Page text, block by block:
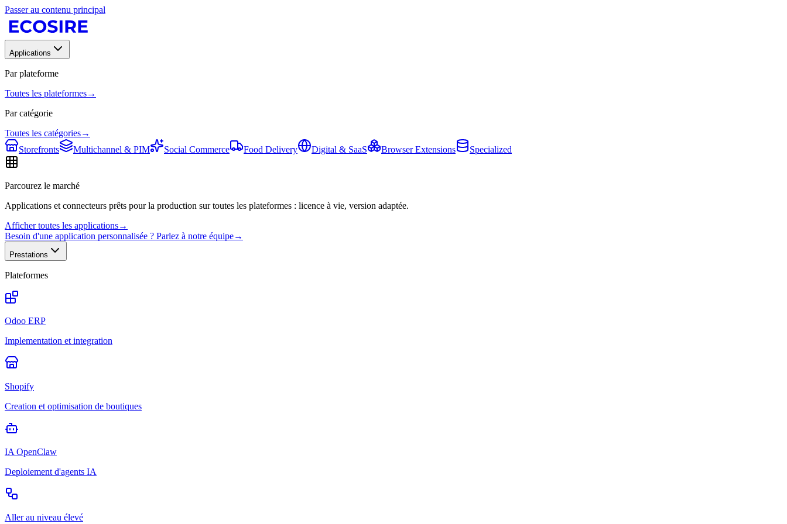
Passer au contenu principal
Applications
Par plateforme
Toutes les plateformes→
Par catégorie
Toutes les catégories→
Storefronts
Multichannel & PIM Social Commerce Food Delivery Digital & SaaS Browser Extensions Specialized
Parcourez le marché
Applications et connecteurs prêts pour la production sur toutes les plateformes : licence à vie, version adaptée.
Afficher toutes les applications→
Besoin d'une application personnalisée ? Parlez à notre équipe→
Prestations
Plateformes
Odoo ERP
Implementation et integration
Shopify
Creation et optimisation de boutiques
IA OpenClaw
Deploiement d'agents IA
Aller au niveau élevé